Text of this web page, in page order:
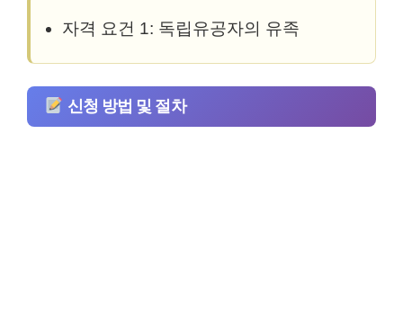
자격 요건 1: 독립유공자의 유족
신청 방법 및 절차